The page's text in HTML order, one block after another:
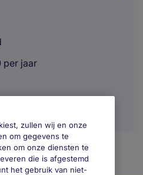
per jaar
zullen wij en onze
om gegevens te
om onze diensten te
die is afgestemd
het gebruik van niet-